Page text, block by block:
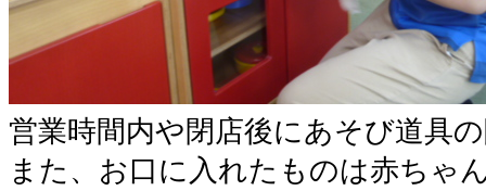
営業時間内や閉店後にあそび道具
また、お口に入れたものは赤ちゃ